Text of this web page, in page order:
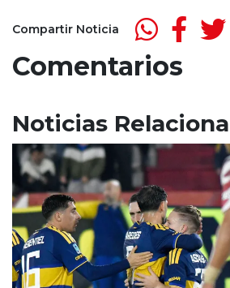
Compartir Noticia
Comentarios
Noticias